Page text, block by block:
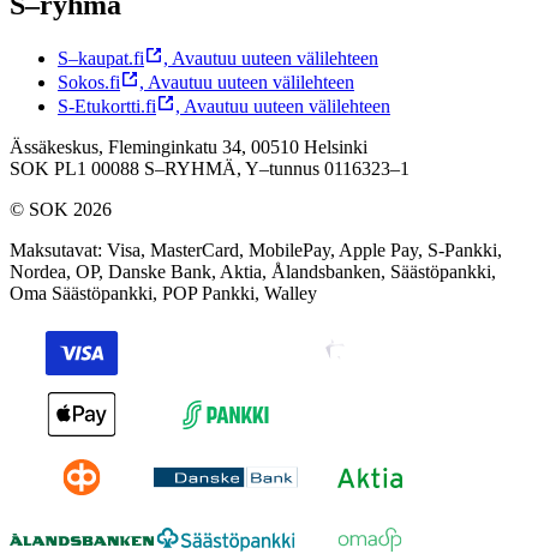
S–kaupat.fi , Avautuu uuteen välilehteen
Sokos.fi
, Avautuu uuteen välilehteen
S-Etukortti.fi
, Avautuu uuteen välilehteen
Ässäkeskus, Fleminginkatu 34, 00510 Helsinki
SOK PL1 00088 S–RYHMÄ, Y–tunnus 0116323–1
© SOK 2026
Maksutavat: Visa, MasterCard, MobilePay, Apple Pay, S-Pankki,
Nordea, OP, Danske Bank, Aktia, Ålandsbanken, Säästöpankki,
Oma Säästöpankki, POP Pankki, Walley